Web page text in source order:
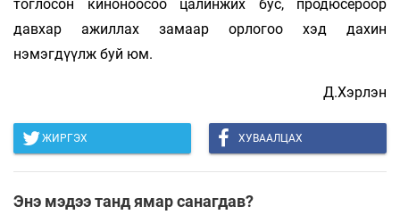
тоглосон киноноосоо цалинжих бус, продюсероор
давхар ажиллах замаар орлогоо хэд дахин
нэмэгдүүлж буй юм.
Д.Хэрлэн
ЖИРГЭХ ХУВААЛЦАХ
Энэ мэдээ танд ямар санагдав?